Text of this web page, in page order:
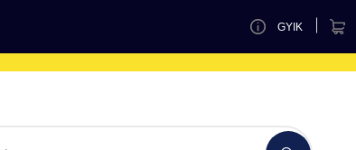
GYIK